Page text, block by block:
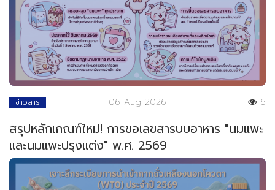
ข่าวสาร 06 Aug 2026 6
สรุปหลักเกณฑ์ใหม่! การขอเลขสารบบอาหาร "นมแพะ
และนมแพะปรุงแต่ง" พ.ศ. 2569